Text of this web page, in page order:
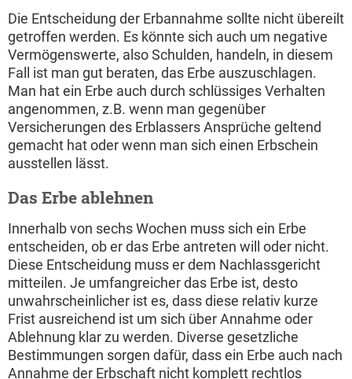
Die Entscheidung der Erbannahme sollte nicht übereilt
getroffen werden. Es könnte sich auch um negative
Vermögenswerte, also Schulden, handeln, in diesem
Fall ist man gut beraten, das Erbe auszuschlagen.
Man hat ein Erbe auch durch schlüssiges Verhalten
angenommen, z.B. wenn man gegenüber
Versicherungen des Erblassers Ansprüche geltend
gemacht hat oder wenn man sich einen Erbschein
ausstellen lässt.
Das Erbe ablehnen
Innerhalb von sechs Wochen muss sich ein Erbe
entscheiden, ob er das Erbe antreten will oder nicht.
Diese Entscheidung muss er dem Nachlassgericht
mitteilen. Je umfangreicher das Erbe ist, desto
unwahrscheinlicher ist es, dass diese relativ kurze
Frist ausreichend ist um sich über Annahme oder
Ablehnung klar zu werden. Diverse gesetzliche
Bestimmungen sorgen dafür, dass ein Erbe auch nach
Annahme der Erbschaft nicht komplett rechtlos